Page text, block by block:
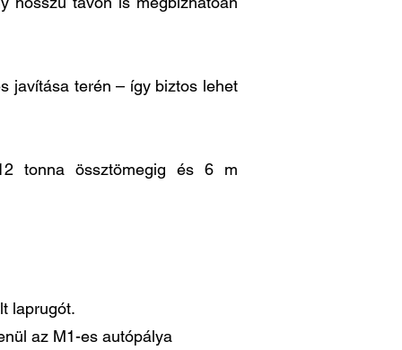
javítása terén – így biztos lehet
tonna össztömegig és 6 m
laprugót.
az M1-es autópálya